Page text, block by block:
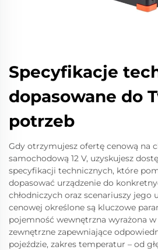
Specyfikacje
dopasowane do
potrzeb
Gdy otrzymujesz ofertę cenową na
samochodową 12 V, uzyskujesz
specyfikacji technicznych, które
dopasować urządzenie do
chłodniczych oraz scenariuszy jego
cenowej określone są kluczowe
pojemność wewnętrzna wyrażona
zewnętrzne zapewniające
pojeździe, zakres temperatur – od